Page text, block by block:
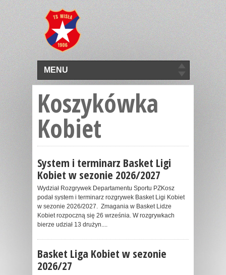
MENU
Koszykówka
Kobiet
System i terminarz Basket Ligi
Kobiet w sezonie 2026/2027
Wydział Rozgrywek Departamentu Sportu PZKosz
podał system i terminarz rozgrywek Basket Ligi Kobiet
w sezonie 2026/2027. Zmagania w Basket Lidze
Kobiet rozpoczną się 26 września. W rozgrywkach
bierze udział 13 drużyn....
Basket Liga Kobiet w sezonie
2026/27